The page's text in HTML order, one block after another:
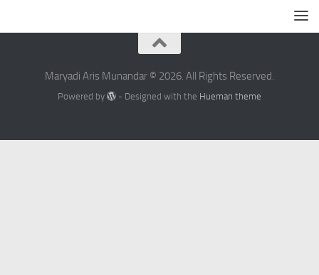
Maryadi Aris Munandar © 2026. All Rights Reserved.
Powered by - Designed with the Hueman theme